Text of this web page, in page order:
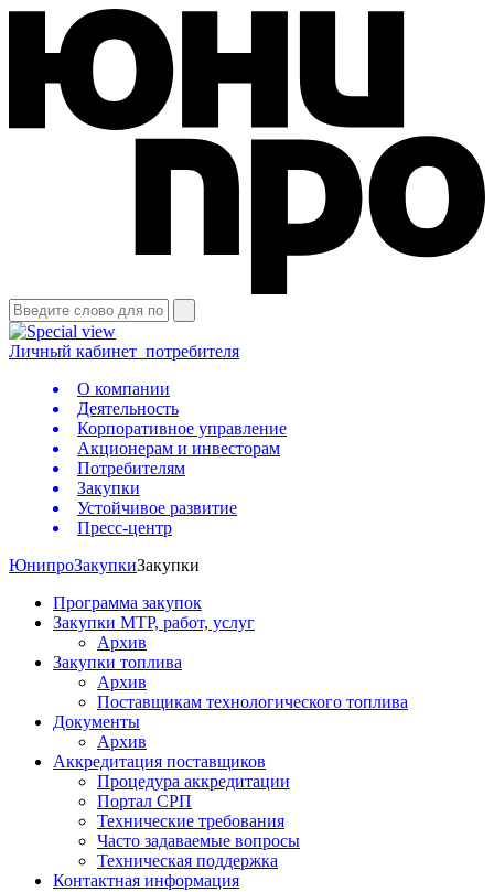
Личный кабинет потребителя
О компании
Деятельность
Корпоративное управление
Акционерам и инвесторам
Потребителям
Закупки
Устойчивое развитие
Пресс-центр
ЮнипроЗакупкиЗакупки
Программа закупок
Закупки МТР, работ, услуг
Архив
Закупки топлива
Архив
Поставщикам технологического топлива
Документы
Архив
Аккредитация поставщиков
Процедура аккредитации
Портал СРП
Технические требования
Часто задаваемые вопросы
Техническая поддержка
Контактная информация